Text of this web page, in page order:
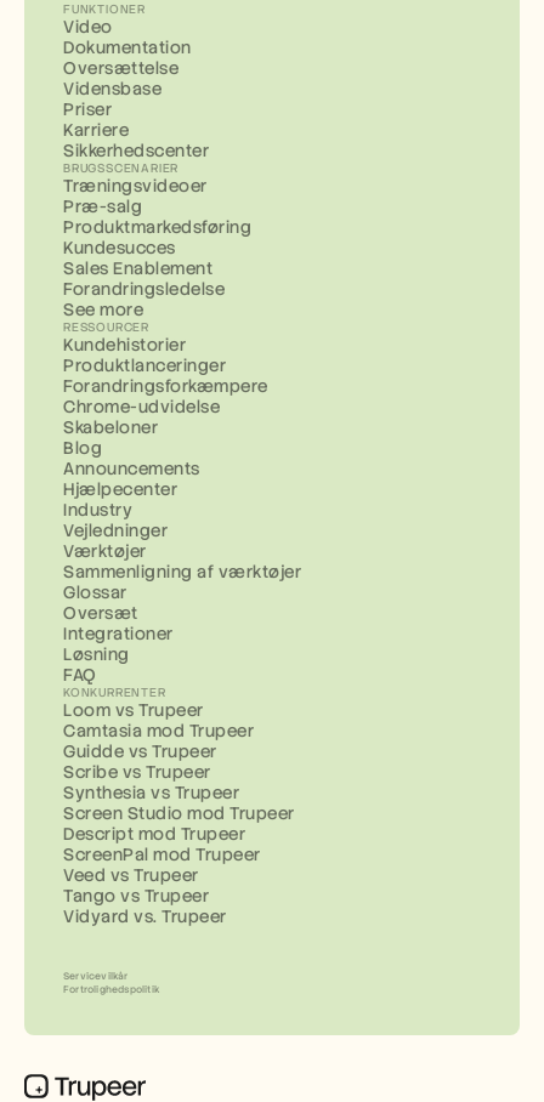
FUNKTIONER
Video
Dokumentation
Oversættelse
Vidensbase
Priser
Karriere
Sikkerhedscenter
BRUGSSCENARIER
Træningsvideoer
Præ-salg
Produktmarkedsføring
Kundesucces
Sales Enablement
Forandringsledelse
See more
RESSOURCER
Kundehistorier
Produktlanceringer
Forandringsforkæmpere
Chrome-udvidelse
Skabeloner
Blog
Announcements
Hjælpecenter
Industry
Vejledninger
Værktøjer
Sammenligning af værktøjer
Glossar
Oversæt
Integrationer
Løsning
FAQ
KONKURRENTER
Loom vs Trupeer
Camtasia mod Trupeer
Guidde vs Trupeer
Scribe vs Trupeer
Synthesia vs Trupeer
Screen Studio mod Trupeer
Descript mod Trupeer
ScreenPal mod Trupeer
Veed vs Trupeer
Tango vs Trupeer
Vidyard vs. Trupeer
Servicevilkår
Fortrolighedspolitik